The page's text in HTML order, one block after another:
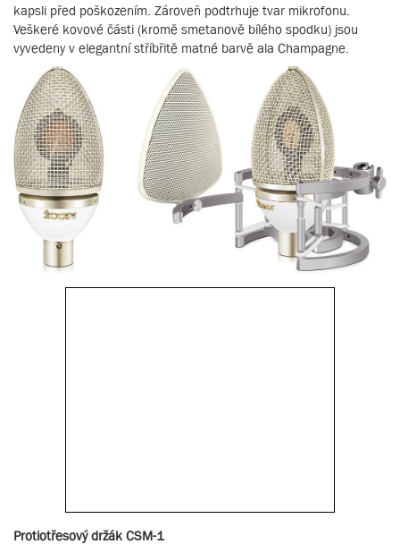
kapsli před poškozením. Zároveň podtrhuje tvar mikrofonu.
Veškeré kovové části (kromě smetanově bílého spodku) jsou
vyvedeny v elegantní stříbřitě matné barvě ala Champagne.
Protiotřesový držák CSM-1